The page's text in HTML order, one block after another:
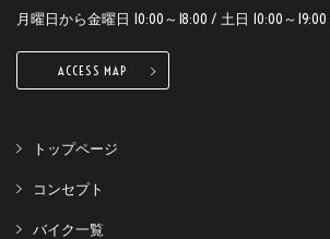
月曜日から金曜日 10:00～18:00 / 土日 10:00～19:00
ACCESS MAP
トップページ
コンセプト
バイク一覧